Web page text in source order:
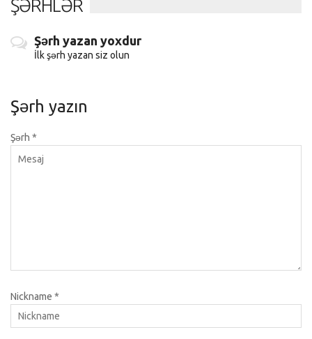
ŞƏRHLƏR
Şərh yazan yoxdur
İlk şərh yazan siz olun
Şərh yazın
Şərh *
Nickname *